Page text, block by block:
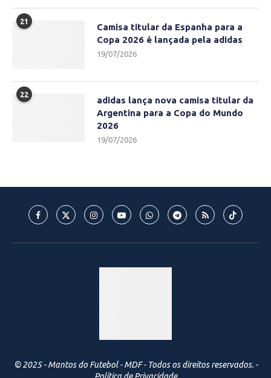
21
Camisa titular da Espanha para a
Copa 2026 é lançada pela adidas
19/07/2026
22
adidas lança nova camisa titular da
Argentina para a Copa do Mundo
2026
19/07/2026
© 2025 - Mantos do Futebol - MDF - Todos os direitos reservados. -